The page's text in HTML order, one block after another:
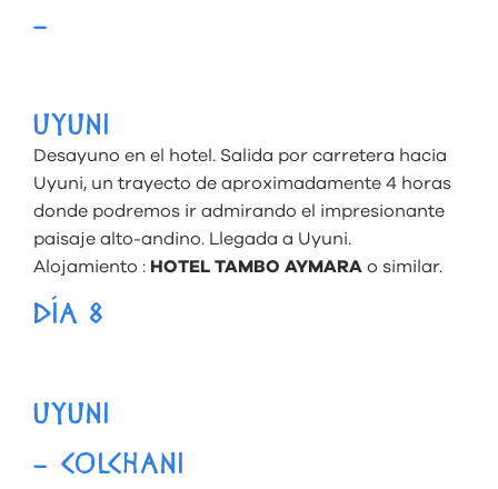
–
UYUNI
Desayuno en el hotel. Salida por carretera hacia
Uyuni, un trayecto de aproximadamente 4 horas
donde podremos ir admirando el impresionante
paisaje alto-andino. Llegada a Uyuni.
Alojamiento : HOTEL TAMBO AYMARA o similar.
DÍA 8
UYUNI
– COLCHANI